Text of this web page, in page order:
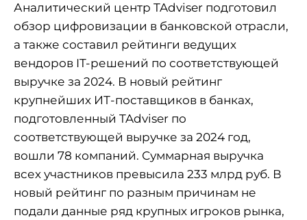
Аналитический центр TAdviser подготовил
обзор цифровизации в банковской отрасли,
а также составил рейтинги ведущих
вендоров IT-решений по соответствующей
выручке за 2024. В новый рейтинг
крупнейших ИТ-поставщиков в банках,
подготовленный TAdviser по
соответствующей выручке за 2024 год,
вошли 78 компаний. Суммарная выручка
всех участников превысила 233 млрд руб. В
новый рейтинг по разным причинам не
подали данные ряд крупных игроков рынка,